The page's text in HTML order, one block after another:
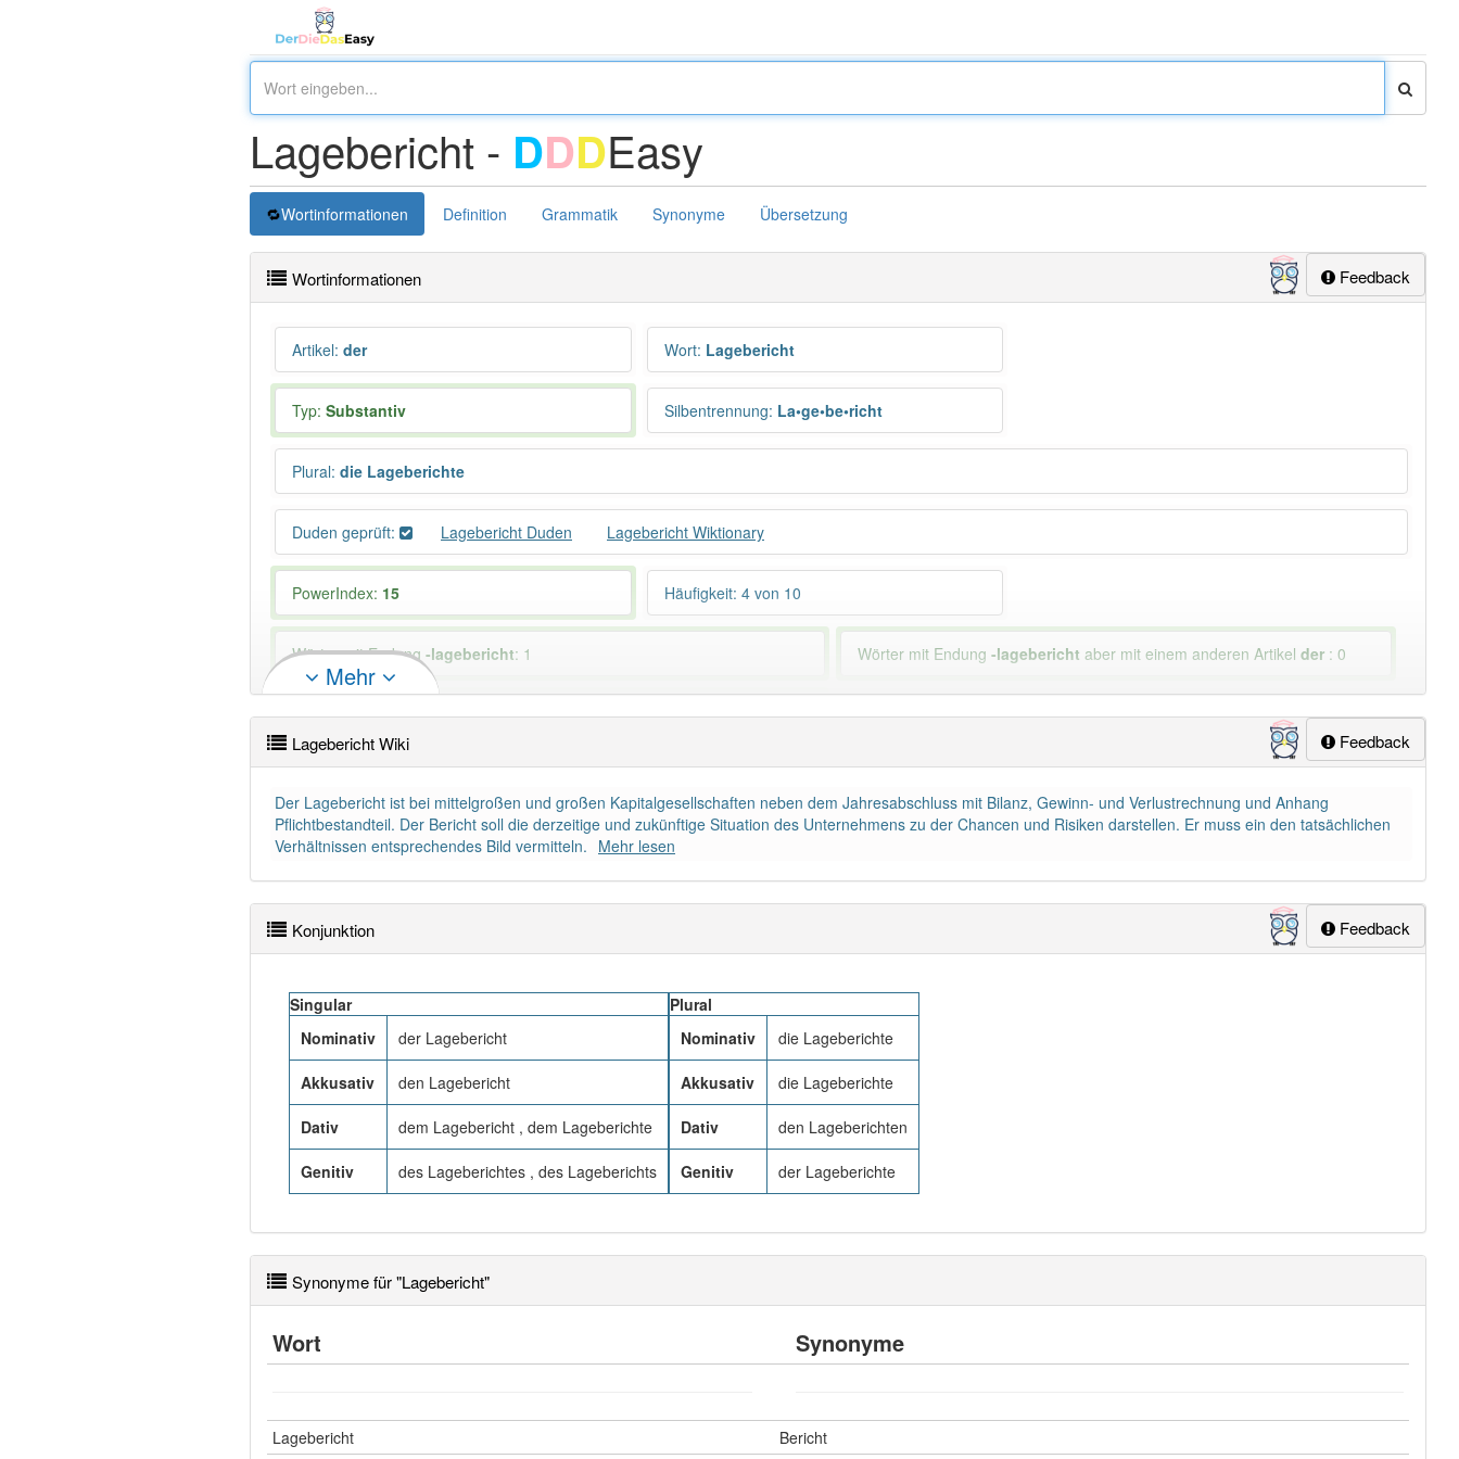
Lagebericht - DDDEasy
Wortinformationen Definition Grammatik Synonyme Übersetzung
Feedback
Wortinformationen
Artikel: der Wort: Lagebericht
Typ: Substantiv Silbentrennung: La•ge•be•richt
Plural: die Lageberichte
Duden geprüft: Lagebericht Duden Lagebericht Wiktionary
PowerIndex: 15 Häufigkeit: 4 von 10
Wörter mit Endung -lagebericht: 1 Wörter mit Endung-lagebericht aber mit einem anderen Artikelder : 0
94% unserer Spielapp-Nutzer haben den Artikel korrekt erraten.
Mehr
Feedback
Lagebericht Wiki
Der Lagebericht ist bei mittelgroßen und großen Kapitalgesellschaften neben dem Jahresabschluss mit Bilanz, Gewinn- und Verlustrechnung und Anhang
Pflichtbestandteil. Der Bericht soll die derzeitige und zukünftige Situation des Unternehmens zu der Chancen und Risiken darstellen. Er muss ein den tatsächlichen
Verhältnissen entsprechendes Bild vermitteln. Mehr lesen
Feedback
Konjunktion
Singular
Nominativ
der Lagebericht
Akkusativ den Lagebericht
Dativ dem Lagebericht , dem Lageberichte
Genitiv des Lageberichtes , des Lageberichts
Plural
Nominativ
die Lageberichte
Akkusativ die Lageberichte
Dativ den Lageberichten
Genitiv der Lageberichte
Synonyme für "Lagebericht"
Wort Synonyme
Lagebericht Bericht